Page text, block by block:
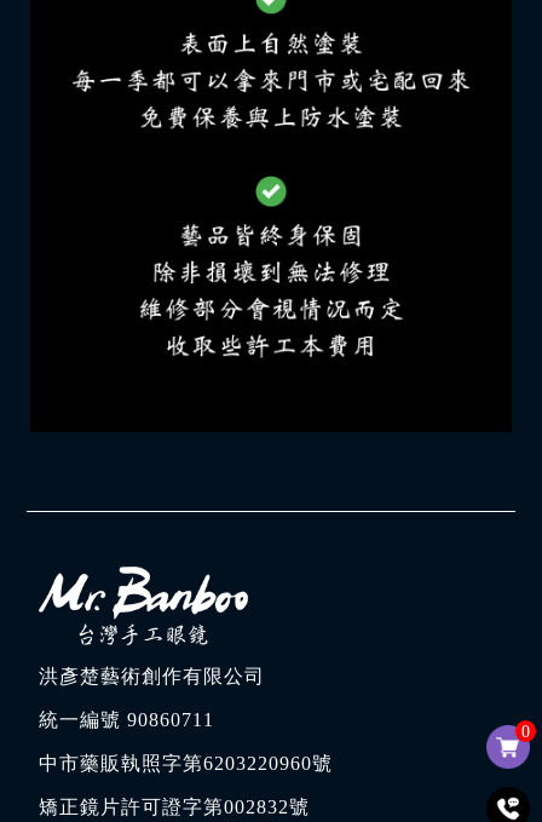
0
洪彥楚藝術創作有限公司
統一編號 90860711
中市藥販執照字第6203220960號
矯正鏡片許可證字第002832號